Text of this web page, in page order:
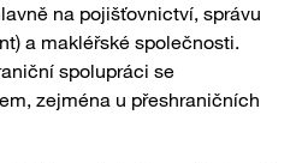
na pojišťovnictví, správu
a makléřské společnosti.
spolupráci se
zejména u přeshraničních